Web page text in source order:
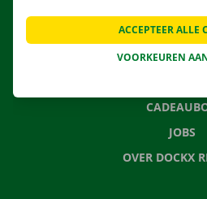
VEELGESTELDE
JOBS
OVER DOCKX
VOORKEUREN
ACCEPTEER ALLE